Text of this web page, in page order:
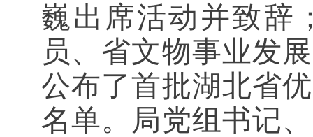
巍出席活动并致辞
员、省文物事业发
公布了首批湖北省
名单。局党组书记